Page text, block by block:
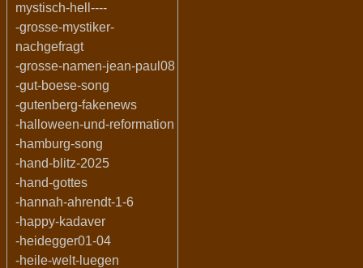
mystisch-hell----
-grosse-mystiker-
nachgefragt
-grosse-namen-jean-paul08
-gut-boese-song
-gutenberg-fakenews
-halloween-und-reformation
-hamburg-song
-hand-blitz-2025
-hand-gottes
-hannah-ahrendt-1-6
-happy-kadaver
-heidegger01-04
-heile-welt-luegen